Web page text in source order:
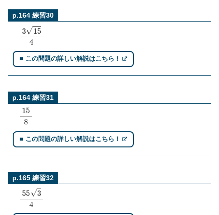
p.164 練習30
3154
■ この問題の詳しい解説はこちら！
p.164 練習31
158
■ この問題の詳しい解説はこちら！
p.165 練習32
5534